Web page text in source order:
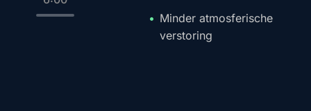
Minder atmosferische
verstoring